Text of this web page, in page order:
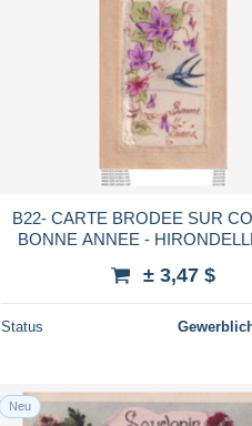
B22- CARTE BRODEE SUR
BONNE ANNEE -
± 3,47 $
Status
Neu